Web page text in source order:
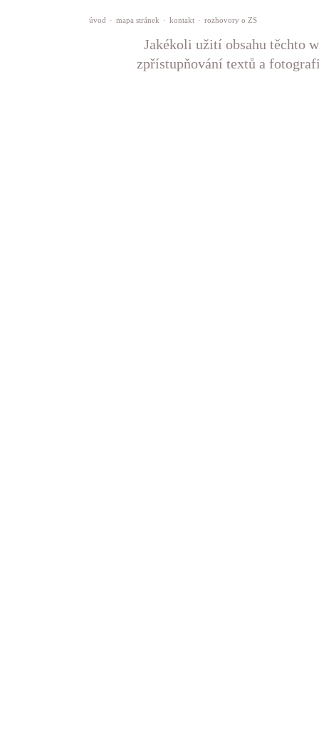
úvod · mapa stránek · kontakt · rozhovory o ZS
Jakékoli užití obsahu těchto
zpřístupňování textů a